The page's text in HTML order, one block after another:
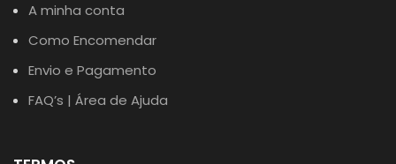
A minha conta
Como Encomendar
Envio e Pagamento
FAQ’s | Área de Ajuda